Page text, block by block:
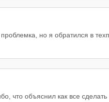
но я обратился в
что объяснил как все сделать